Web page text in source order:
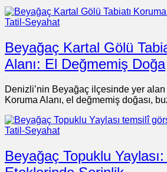
Tatil-Seyahat
Beyağaç Kartal Gölü
Alanı: El Değmemiş Doğa
Denizli’nin Beyağaç ilçesinde yer alan
Koruma Alanı, el değmemiş doğası,
Tatil-Seyahat
Beyağaç Topuklu